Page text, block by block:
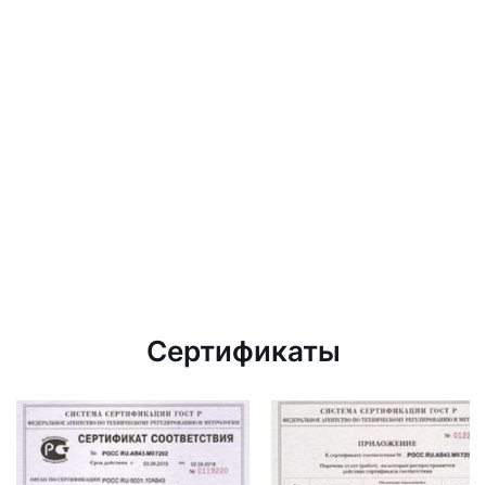
Сертификаты